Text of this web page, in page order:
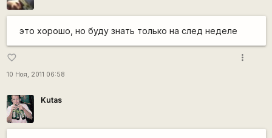
это хорошо, но буду знать только на след неделе
favorite_border
10 Ноя, 2011 06:58
more_vert
Kutas